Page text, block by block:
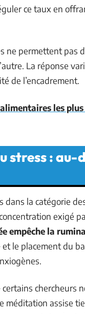
ce taux en
ne permettent pas
La réponse
de l’encadrement.
les
stress : au-
la catégorie
exigé
empêche la
le placement du
certains chercheurs
méditation assise